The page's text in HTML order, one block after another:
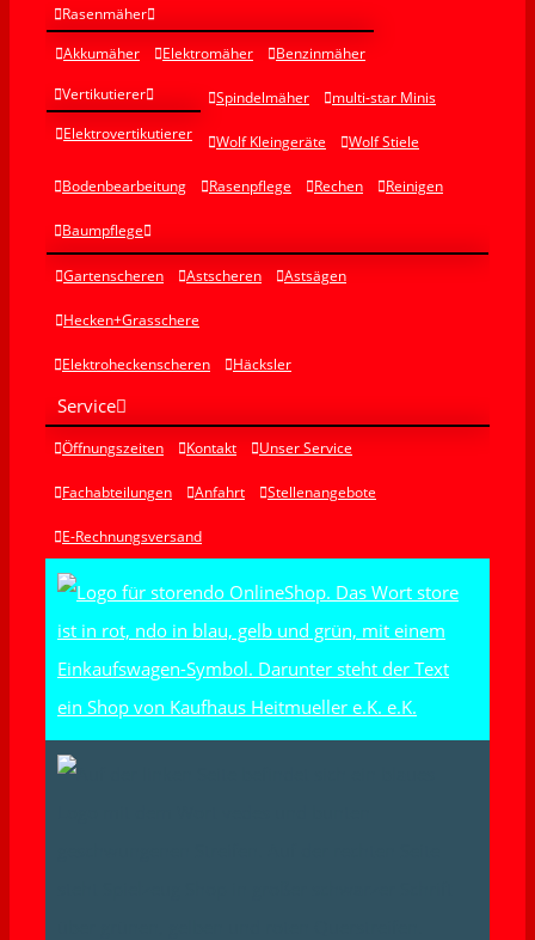
Rasenmäher
Akkumäher
Elektromäher
Benzinmäher
Vertikutierer
Elektrovertikutierer
Spindelmäher multi-star Minis
Wolf Kleingeräte Wolf Stiele
Bodenbearbeitung Rasenpflege Rechen Reinigen
Baumpflege
Gartenscheren Astscheren Astsägen
Hecken+Grasschere
Elektroheckenscheren Häcksler
Service
Öffnungszeiten Kontakt Unser Service
Fachabteilungen Anfahrt Stellenangebote
E-Rechnungsversand